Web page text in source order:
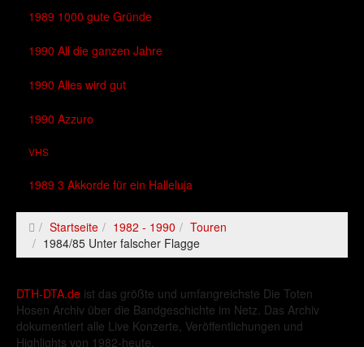
1989 1000 gute Gründe
1990 All die ganzen Jahre
1990 Alles wird gut
1990 Azzuro
VHS
1989 3 Akkorde für ein Halleluja
Startseite 1982 - 1990
Touren
1984/85 Unter falscher Flagge
DTH-DTA.de ist das größte und umfangreichste Die Toten
Hosen Archiv über die Bandgeschichte im Netz. Das Archiv
dokumentiert alle Live Konzerte, Veröffentlichungen und
Highlights von 1982-heute.